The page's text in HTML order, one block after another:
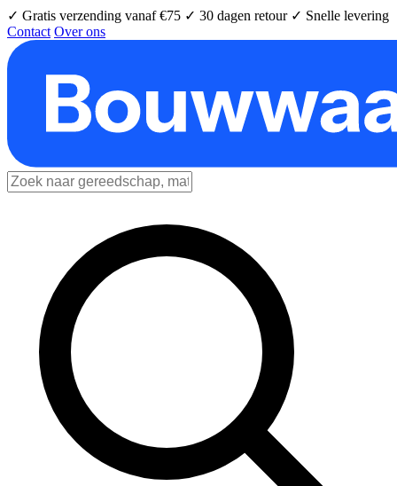
✓ Gratis verzending vanaf €75 ✓ 30 dagen retour ✓ Snelle levering
Contact Over ons